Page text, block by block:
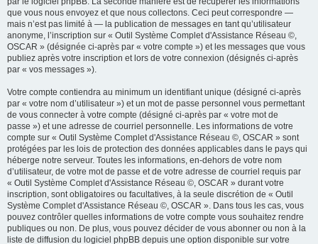
que vous nous envoyez et que nous collectons. Ceci peut correspondre —
mais n’est pas limité à — la publication de messages en tant qu’utilisateur
anonyme, l’inscription sur « Outil Système Complet d'Assistance Réseau ©,
OSCAR » (désignée ci-après par « votre compte ») et les messages que vous
publiez après votre inscription et lors de votre connexion (désignés ci-après
par « vos messages »).
Votre compte contiendra au minimum un identifiant unique (désigné ci-après
par « votre nom d’utilisateur ») et un mot de passe personnel vous permettant
de vous connecter à votre compte (désigné ci-après par « votre mot de
passe ») et une adresse de courriel personnelle. Les informations de votre
compte sur « Outil Système Complet d'Assistance Réseau ©, OSCAR » sont
protégées par les lois de protection des données applicables dans le pays qui
héberge notre serveur. Toutes les informations, en-dehors de votre nom
d’utilisateur, de votre mot de passe et de votre adresse de courriel requis par
« Outil Système Complet d'Assistance Réseau ©, OSCAR » durant votre
inscription, sont obligatoires ou facultatives, à la seule discrétion de « Outil
Système Complet d'Assistance Réseau ©, OSCAR ». Dans tous les cas, vous
pouvez contrôler quelles informations de votre compte vous souhaitez rendre
publiques ou non. De plus, vous pouvez décider de vous abonner ou non à la
liste de diffusion du logiciel phpBB depuis une option disponible sur votre